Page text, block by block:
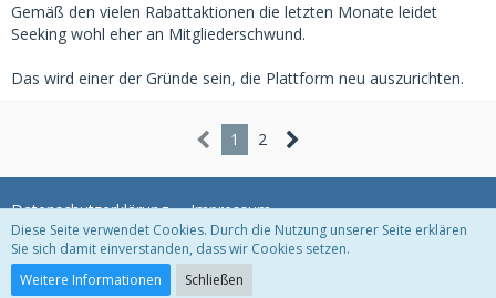
Gemäß den vielen Rabattaktionen die letzten Monate leidet
Seeking wohl eher an Mitgliederschwund.
Das wird einer der Gründe sein, die Plattform neu auszurichten.
1 2
Datenschutzerklärung Impressum
Community-Software:
Diese Seite verwendet Cookies. Durch die Nutzung unserer Seite erklären
Sie sich damit einverstanden, dass wir Cookies setzen.
Weitere Informationen
Schließen